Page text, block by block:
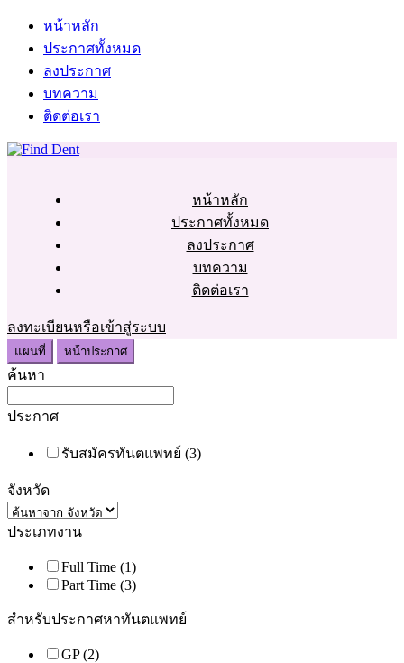
หน้าหลัก
ประกาศทั้งหมด
ลงประกาศ
บทความ
ติดต่อเรา
หน้าหลัก
ประกาศทั้งหมด
ลงประกาศ
บทความ
ติดต่อเรา
ลงทะเบียนหรือเข้าสู่ระบบ
แผนที่ หน้าประกาศ
ค้นหา
ประกาศ
รับสมัครทันตแพทย์ (3)
จังหวัด
ประเภทงาน
Full Time (1)
Part Time (3)
สำหรับประกาศหาทันตแพทย์
GP (2)